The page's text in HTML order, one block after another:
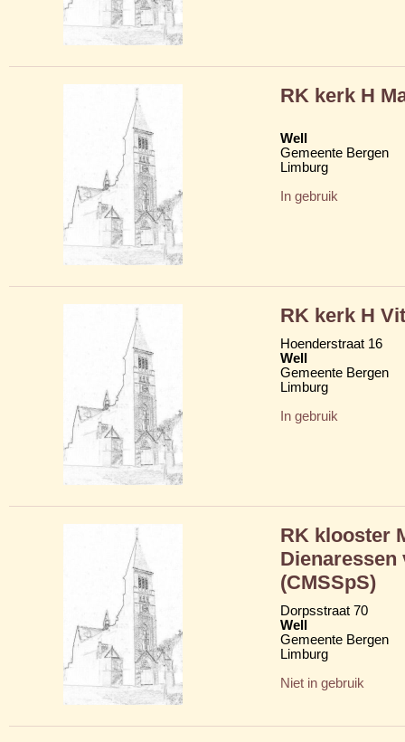
RK kerk H
Well
Gemeente Bergen
Limburg
In gebruik
RK kerk H
Hoenderstraat 16
Well
Gemeente Bergen
Limburg
In gebruik
RK klooster
Dienaressen
(CMSSpS)
Dorpsstraat 70
Well
Gemeente Bergen
Limburg
Niet in gebruik